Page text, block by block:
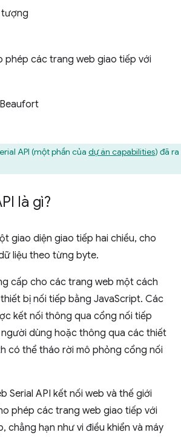
tượng
phép các trang web giao tiếp với
API (một phần của dự án capabilities) đã ra
là gì?
giao diện giao tiếp hai chiều, cho
liệu theo từng byte.
cấp cho các trang web một cách
bị nối tiếp bằng JavaScript. Các
kết nối thông qua cổng nối tiếp
dùng hoặc thông qua các thiết
có thể tháo rời mô phỏng cổng nối
Serial API kết nối web và thế giới
phép các trang web giao tiếp với
chẳng hạn như vi điều khiển và máy